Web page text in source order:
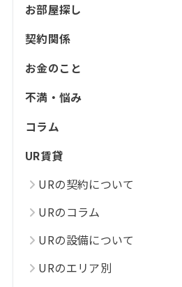
お部屋探し
契約関係
お金のこと
不満・悩み
コラム
UR賃貸
URの契約について
URのコラム
URの設備について
URのエリア別